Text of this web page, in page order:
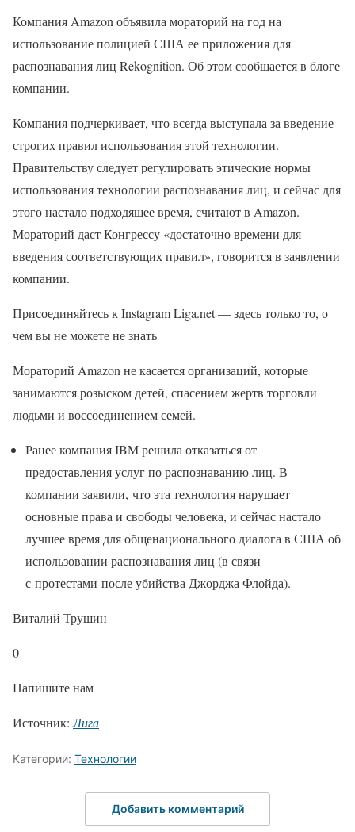
Компания Amazon объявила мораторий на год на
использование полицией США ее приложения для
распознавания лиц Rekognition. Об этом сообщается в блоге
компании.
Компания подчеркивает, что всегда выступала за введение
строгих правил использования этой технологии.
Правительству следует регулировать этические нормы
использования технологии распознавания лиц, и сейчас для
этого настало подходящее время, считают в Amazon.
Мораторий даст Конгрессу «достаточно времени для
введения соответствующих правил», говорится в заявлении
компании.
Присоединяйтесь к Instagram Liga.net — здесь только то, о
чем вы не можете не знать
Мораторий Amazon не касается организаций, которые
занимаются розыском детей, спасением жертв торговли
людьми и воссоединением семей.
Ранее компания IBM решила отказаться от
предоставления услуг по распознаванию лиц. В
компании заявили, что эта технология нарушает
основные права и свободы человека, и сейчас настало
лучшее время для общенационального диалога в США об
использовании распознавания лиц (в связи
с протестами после убийства Джорджа Флойда).
Виталий Трушин
0
Напишите нам
Источник:Лига
Категории: Технологии
Добавить комментарий